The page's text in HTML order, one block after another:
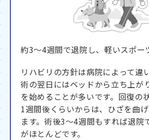
約3〜4週間で退院し、軽いスポー
リハビリの方針は病院によって違
術の翌日にはベッドから立ち上が
を始めることが多いです。回復の
1週間後くらいからは、ひざを曲
ます。術後3～4週間もすれば退院
がほとんどです。